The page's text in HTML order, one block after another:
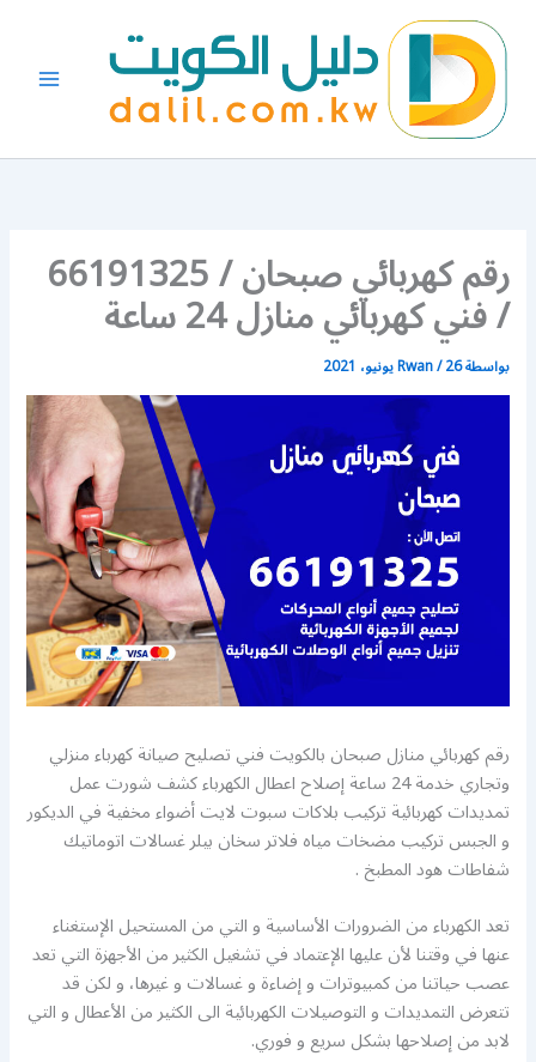
المحتوى
رقم كهربائي صبحان / 66191325
/ فني كهربائي منازل 24 ساعة
بواسطة Rwan/26 يونيو، 2021
رقم كهربائي منازل صبحان بالكويت فني تصليح صيانة كهرباء منزلي
وتجاري خدمة 24 ساعة إصلاح اعطال الكهرباء كشف شورت عمل
تمديدات كهربائية تركيب بلاكات سبوت لايت أضواء مخفية في الديكور
و الجبس تركيب مضخات مياه فلاتر سخان بيلر غسالات اتوماتيك
شفاطات هود المطبخ .
تعد الكهرباء من الضرورات الأساسية و التي من المستحيل الإستغناء
عنها في وقتنا لأن عليها الإعتماد في تشغيل الكثير من الأجهزة التي تعد
عصب حياتنا من كمبيوترات و إضاءة و غسالات و غيرها، و لكن قد
تتعرض التمديدات و التوصيلات الكهربائية الى الكثير من الأعطال و التي
لابد من إصلاحها بشكل سريع و فوري.